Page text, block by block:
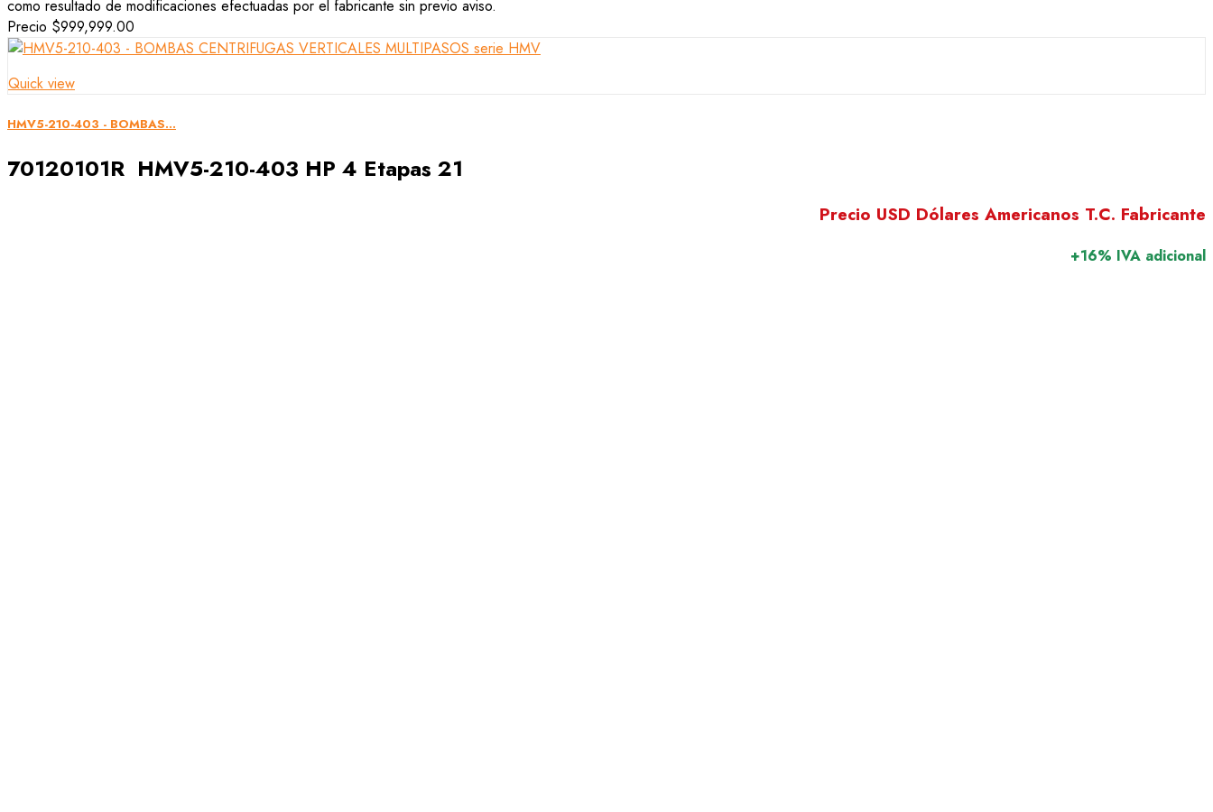
como resultado de modificaciones efectuadas por el fabricante sin previo aviso.
Precio $999,999.00
Quick view
HMV5-210-403 - BOMBAS...
70120101R HMV5-210-403 HP 4 Etapas 21
Precio USD Dólares Americanos T.C. Fabricante
+16% IVA adicional